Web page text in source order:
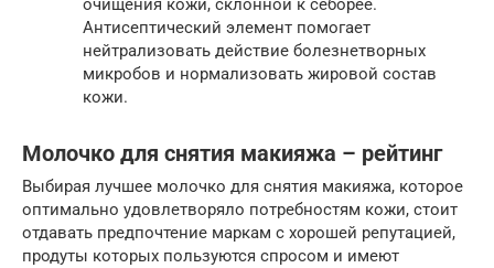
очищения кожи, склонной к себорее.
Антисептический элемент помогает
нейтрализовать действие болезнетворных
микробов и нормализовать жировой состав
кожи.
Молочко для снятия макияжа – рейтинг
Выбирая лучшее молочко для снятия макияжа, которое
оптимально удовлетворяло потребностям кожи, стоит
отдавать предпочтение маркам с хорошей репутацией,
продуты которых пользуются спросом и имеют